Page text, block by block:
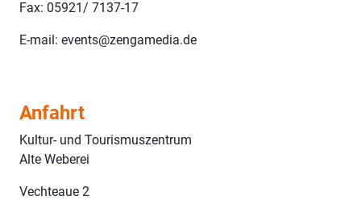
Fax: 05921/ 7137-17
E-mail: events@zengamedia.de
Anfahrt
Kultur- und Tourismuszentrum
Alte Weberei
Vechteaue 2